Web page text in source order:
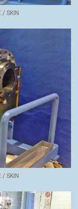
/ SKIN
/ SKIN